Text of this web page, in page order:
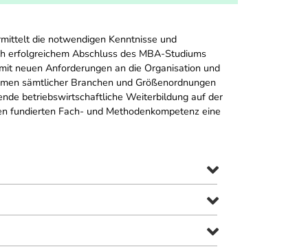
die notwendigen Kenntnisse und
erfolgreichem Abschluss des MBA-Studiums
neuen Anforderungen an die Organisation und
sämtlicher Branchen und Größenordnungen
betriebswirtschaftliche Weiterbildung auf der
fundierten Fach- und Methodenkompetenz eine